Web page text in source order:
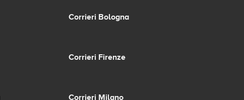
Corrieri Bologna
Corrieri Firenze
Corrieri Milano